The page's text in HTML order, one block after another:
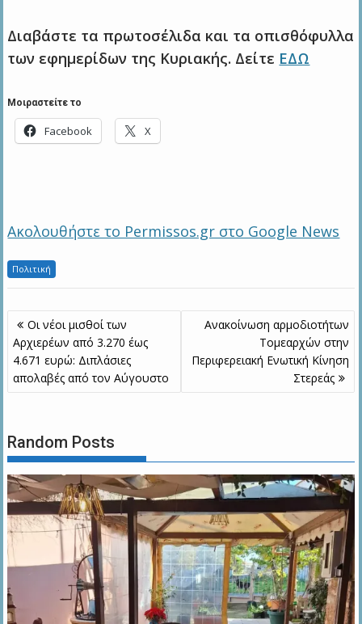
Διαβάστε τα πρωτοσέλιδα και τα οπισθόφυλλα
των εφημερίδων της Κυριακής. Δείτε ΕΔΩ
Μοιραστείτε το
Facebook X
Ακολουθήστε το Permissos.gr στο Google News
Πολιτική
Πλοήγηση
άρθρων
Οι νέοι μισθοί των
Αρχιερέων από 3.270 έως
4.671 ευρώ: Διπλάσιες
απολαβές από τον Αύγουστο
Ανακοίνωση αρμοδιοτήτων
Τομεαρχών στην
Περιφερειακή Ενωτική Κίνηση
Στερεάς
Random Posts